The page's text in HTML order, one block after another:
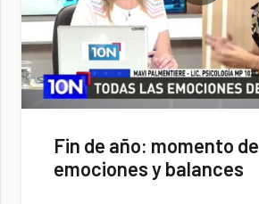
Fin de año: momento de
emociones y balances